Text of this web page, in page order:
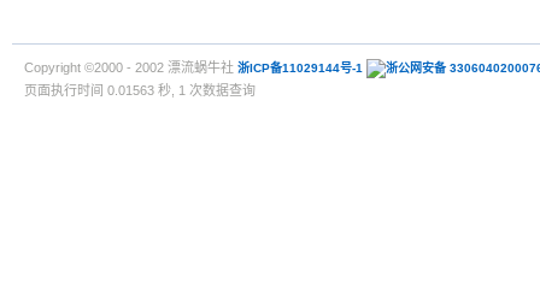
Copyright ©2000 - 2002 漂流蜗牛社 浙ICP备11029144号-1 浙公网安备
页面执行时间 0.01563 秒, 1 次数据查询